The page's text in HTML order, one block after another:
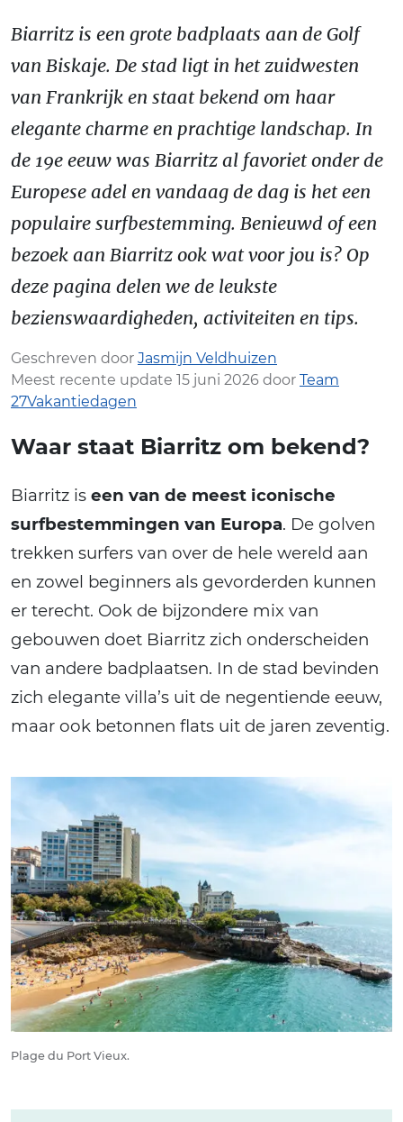
Biarritz is een grote badplaats aan de Golf
van Biskaje. De stad ligt in het zuidwesten
van Frankrijk en staat bekend om haar
elegante charme en prachtige landschap. In
de 19e eeuw was Biarritz al favoriet onder de
Europese adel en vandaag de dag is het een
populaire surfbestemming. Benieuwd of een
bezoek aan Biarritz ook wat voor jou is? Op
deze pagina delen we de leukste
bezienswaardigheden, activiteiten en tips.
Geschreven door Jasmijn Veldhuizen
Meest recente update 15 juni 2026 door Team
27Vakantiedagen
Waar staat Biarritz om bekend?
Biarritz is een van de meest iconische
surfbestemmingen van Europa. De golven
trekken surfers van over de hele wereld aan
en zowel beginners als gevorderden kunnen
er terecht. Ook de bijzondere mix van
gebouwen doet Biarritz zich onderscheiden
van andere badplaatsen. In de stad bevinden
zich elegante villa’s uit de negentiende eeuw,
maar ook betonnen flats uit de jaren zeventig.
Plage du Port Vieux.